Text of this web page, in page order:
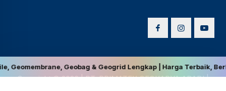
Copyright © 2026|PT. PRIMATEX GEOKARYA ABADI|
Geobag & Geogrid Lengkap | Harga Terbaik, Berkualitas,